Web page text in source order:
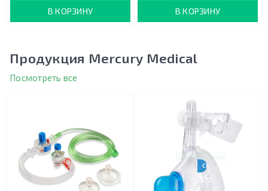
В КОРЗИНУ В КОРЗИНУ
Продукция Mercury Medical
Посмотреть все
CPAP-BPAP-НВЛ